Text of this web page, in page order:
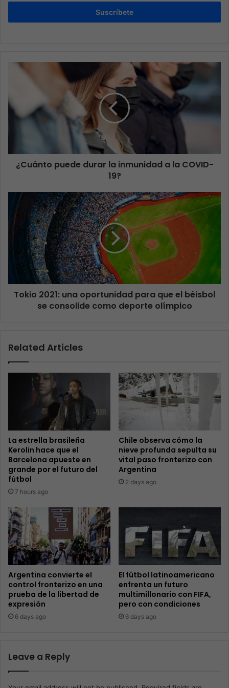
Suscríbete
¿Cuánto puede durar la inmunidad a la COVID-
19?
Tokio 2021: una oportunidad para que el béisbol
se consolide como deporte olímpico
Related Articles
La estrella brasileña
Kerolin hace que el
Barcelona apueste en
grande por el futuro del
fútbol
7 hours ago
Chile observa cómo la
nieve profunda sepulta su
vital paso fronterizo con
Argentina
2 days ago
Argentina convierte el
control fronterizo en una
prueba de la libertad de
expresión
6 days ago
El fútbol latinoamericano
enfrenta un futuro
multimillonario con FIFA,
pero con condiciones
6 days ago
Leave a Reply